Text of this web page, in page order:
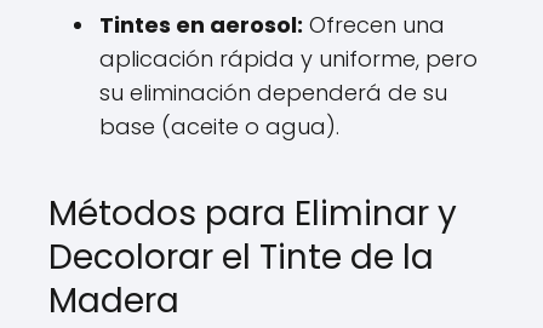
Tintes en aerosol: Ofrecen una
aplicación rápida y uniforme, pero
su eliminación dependerá de su
base (aceite o agua).
Métodos para Eliminar y
Decolorar el Tinte de la
Madera